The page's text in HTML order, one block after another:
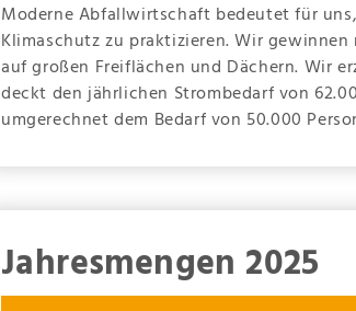
Moderne Abfallwirtschaft bedeutet für
Klimaschutz zu praktizieren. Wir
auf großen Freiflächen und Dächern. Wir
deckt den jährlichen Strombedarf von
umgerechnet dem Bedarf von 50.000
Jahresmengen 2025